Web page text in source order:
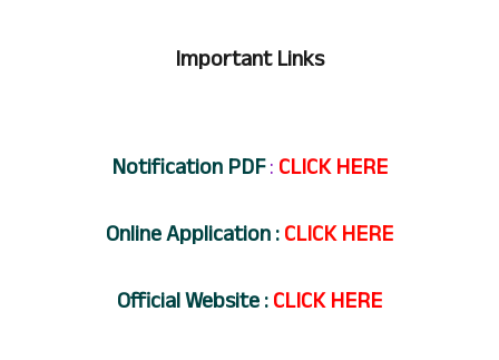
Important Links
NotificationPDF:CLICK HERE
OnlineApplication :CLICK HERE
OfficialWebsite :CLICK HERE